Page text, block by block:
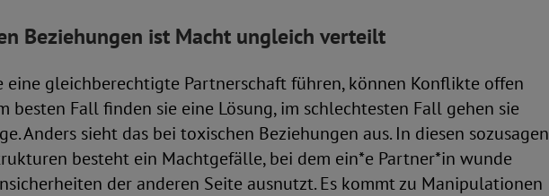
Beziehungen ist Macht ungleich verteilt
eine gleichberechtigte Partnerschaft führen, können Konflikte offen
besten Fall finden sie eine Lösung, im schlechtesten Fall gehen sie
Anders sieht das bei toxischen Beziehungen aus. In diesen sozusagen
besteht ein Machtgefälle, bei dem ein*e Partner*in wunde
der anderen Seite ausnutzt. Es kommt zu Manipulationen